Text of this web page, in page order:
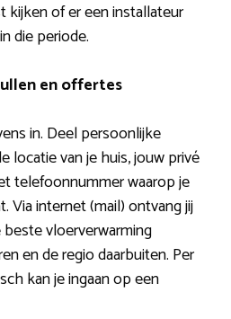
kijken of er een installateur
die periode.
en offertes
in. Deel persoonlijke
locatie van je huis, jouw privé
telefoonnummer waarop je
Via internet (mail) ontvang jij
vloerverwarming
en de regio daarbuiten. Per
kan je ingaan op een